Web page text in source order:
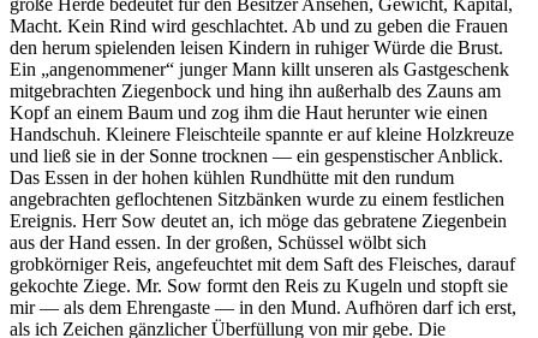
große Herde bedeutet für den Besitzer Ansehen, Gewicht, Kapital,
Macht. Kein Rind wird geschlachtet. Ab und zu geben die Frauen
den herum spielenden leisen Kindern in ruhiger Würde die Brust.
Ein
angenommener
junger Mann killt unseren als Gastgeschenk
mitgebrachten Ziegenbock und hing ihn außerhalb des Zauns am
Kopf an einem Baum und zog ihm die Haut herunter wie einen
Handschuh. Kleinere Fleischteile spannte er auf kleine Holzkreuze
und ließ sie in der Sonne trocknen — ein gespenstischer Anblick.
Das Essen in der hohen kühlen Rundhütte mit den rundum
angebrachten geflochtenen Sitzbänken wurde zu einem festlichen
Ereignis. Herr Sow deutet an, ich möge das gebratene Ziegenbein
aus der Hand essen. In der großen, Schüssel wölbt sich
grobkörniger Reis, angefeuchtet mit dem Saft des Fleisches, darauf
gekochte Ziege. Mr. Sow formt den Reis zu Kugeln und stopft sie
mir — als dem Ehrengaste — in den Mund. Aufhören darf ich erst,
als ich Zeichen gänzlicher Überfüllung von mir gebe. Die